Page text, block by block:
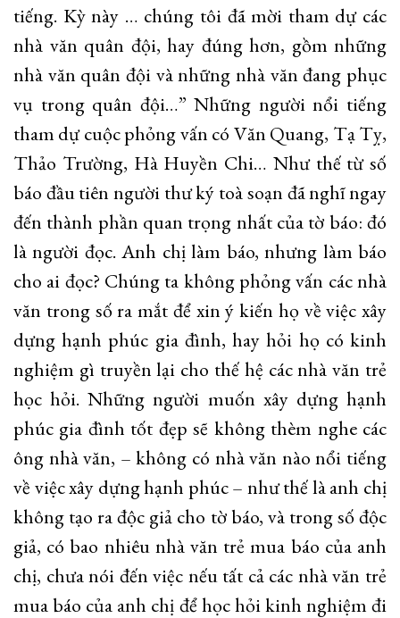
tiếng. Kỳ này … chúng tôi đã mời tham dự các
nhà văn quân đội, hay đúng hơn, gồm những
nhà văn quân đội và những nhà văn đang phục
vụ trong quân đội…” Những người nổi tiếng
tham dự cuộc phỏng vấn có Văn Quang, Tạ Tỵ,
Thảo Trường, Hà Huyền Chi… Như thế từ số
báo đầu tiên người thư ký toà soạn đã nghĩ ngay
đến thành phần quan trọng nhất của tờ báo: đó
là người đọc. Anh chị làm báo, nhưng làm báo
cho ai đọc? Chúng ta không phỏng vấn các nhà
văn trong số ra mắt để xin ý kiến họ về việc xây
dựng hạnh phúc gia đình, hay hỏi họ có kinh
nghiệm gì truyền lại cho thế hệ các nhà văn trẻ
học hỏi. Những người muốn xây dựng hạnh
phúc gia đình tốt đẹp sẽ không thèm nghe các
ông nhà văn, – không có nhà văn nào nổi tiếng
về việc xây dựng hạnh phúc – như thế là anh chị
không tạo ra độc giả cho tờ báo, và trong số độc
giả, có bao nhiêu nhà văn trẻ mua báo của anh
chị, chưa nói đến việc nếu tất cả các nhà văn trẻ
mua báo của anh chị để học hỏi kinh nghiệm đi